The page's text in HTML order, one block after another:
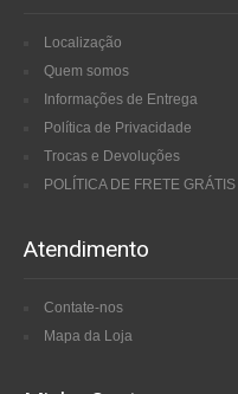
Localização
Quem somos
Informações de Entrega
Política de Privacidade
Trocas e Devoluções
POLÍTICA DE FRETE GRÁTIS
Atendimento
Contate-nos
Mapa da Loja